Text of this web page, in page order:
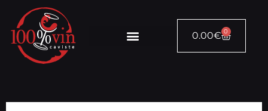
0.00€ 0